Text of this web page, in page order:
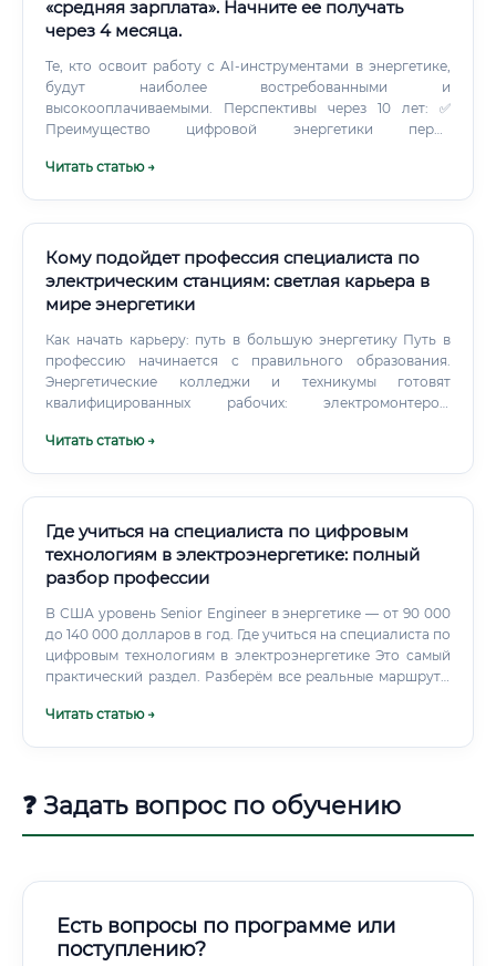
«средняя зарплата». Начните ее получать
через 4 месяца.
Те, кто освоит работу с AI-инструментами в энергетике,
будут наиболее востребованными и
высокооплачиваемыми. Перспективы через 10 лет: ✅
Преимущество цифровой энергетики перед
более высокий доход.
Читать статью →
Кому подойдет профессия специалиста по
электрическим станциям: светлая карьера в
мире энергетики
Как начать карьеру: путь в большую энергетику Путь в
профессию начинается с правильного образования.
Энергетические колледжи и техникумы готовят
квалифицированных рабочих: электромонтеров,
Читать статью →
Где учиться на специалиста по цифровым
технологиям в электроэнергетике: полный
разбор профессии
В США уровень Senior Engineer в энергетике — от 90 000
до 140 000 долларов в год. Где учиться на специалиста по
цифровым технологиям в электроэнергетике Это самый
практический раздел. Разберём все реальные маршруты
Читать статью →
❓ Задать вопрос по обучению
Есть вопросы по программе или
поступлению?